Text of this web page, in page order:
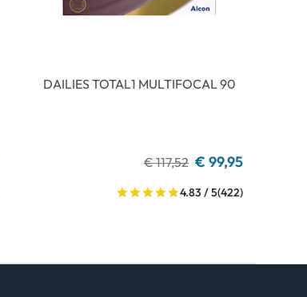
DAILIES TOTAL1 MULTIFOCAL 90
€ 117,52 € 99,95
4.83 / 5(422)